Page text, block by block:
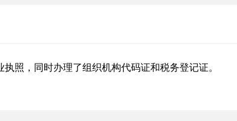
照，同时办理了组织机构代码证和税务登记证。